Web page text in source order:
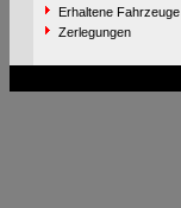
Erhaltene Fahrzeuge
Zerlegungen